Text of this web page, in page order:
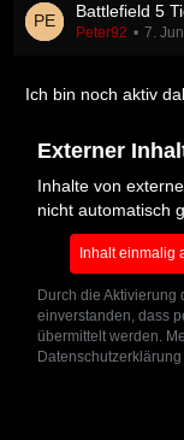
Battlefield 5
Peter92 7.
Ich bin noch aktiv
Externer
Inhalte von
nicht automatisch
Inhalt einmalig
Durch die
einverstanden, dass
übermittelt werden.